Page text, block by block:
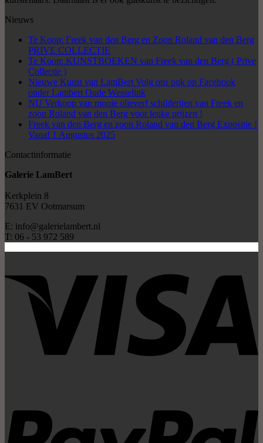
Nieuws
Te Koop: Freek van den Berg en Zoon Roland van den Berg
PRIVE COLLECTIE
Te Koop: KUNSTBOEKEN van Freek van den Berg ( Prive
Collectie )
Nieuwe Kunst van LamBert Volg ons ook op Facebook
onder Lambert Oude Wesselink
NU Verkoop van mooie olieverf schilderijen van Freek en
zoon Roland van den Berg voor leuke prijzen !
Freek van den Berg en zoon Roland van den Berg Expositie !
Vanaf 1 Augustus 2025
Contactinformatie
Galerie LamBert
Kerkplein 8
7631 EV Ootmarsum
E: info@galerielambert.nl
T: 06 - 53 972 589